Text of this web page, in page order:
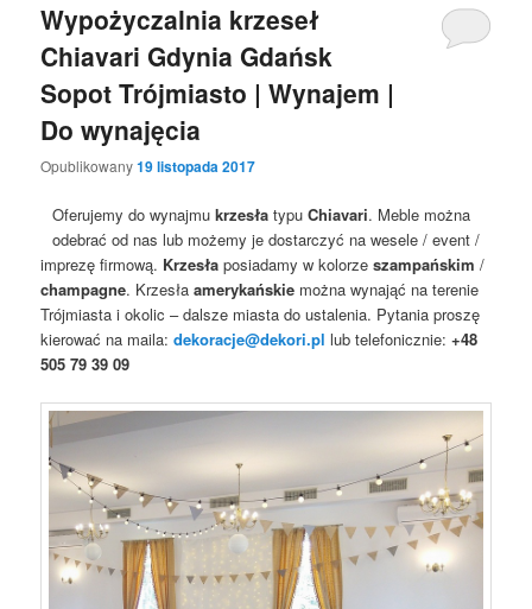
Wypożyczalnia krzeseł
Chiavari Gdynia Gdańsk
Sopot Trójmiasto | Wynajem |
Do wynajęcia
Opublikowany19 listopada 2017
Oferujemy do wynajmu krzesła typuChiavari. Meble można
odebrać od nas lub możemy je dostarczyć na wesele / event /
imprezę firmową. Krzesła posiadamy w kolorzeszampańskim /
champagne. Krzesłaamerykańskie można wynająć na terenie
Trójmiasta i okolic – dalsze miasta do ustalenia. Pytania proszę
kierować na maila:dekoracje@dekori.pl lub telefonicznie:+48
505 79 39 09